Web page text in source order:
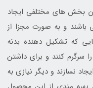
بخش های مختلفی ایجاد
و به صورت مجزا از
که تشکیل دهنده بدنه
سرگرم کنند و برای داشتن
نسازند و دیگر نیازی به